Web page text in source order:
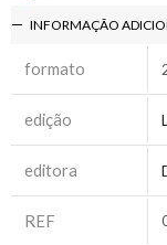
INFORMAÇÃO
formato
edição
editora
REF